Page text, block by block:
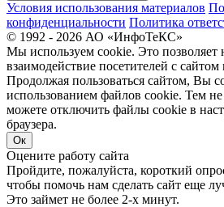
Условия использования материалов
конфиденциальности Политика
© 1992 - 2026 АО «ИнфоТеКС»
Мы используем cookie. Это позволяет
взаимодействие посетителей с сайтом
Продолжая пользоваться сайтом, Вы
использованием файлов cookie. Тем
можете отключить файлы cookie в
браузера.
Ок
Оцените работу сайта
Пройдите, пожалуйста, короткий
чтобы помочь нам сделать сайт еще
Это займет не более 2-х минут.